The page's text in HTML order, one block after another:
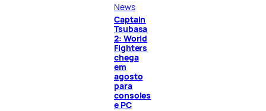
News
Captain
Tsubasa
2: World
Fighters
chega
em
agosto
para
consoles
e PC